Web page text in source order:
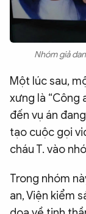
Nhóm giả
Một lúc sau,
xưng là “Công
đến vụ án
tạo cuộc gọi
cháu T. vào
Trong nhóm
an, Viện kiểm